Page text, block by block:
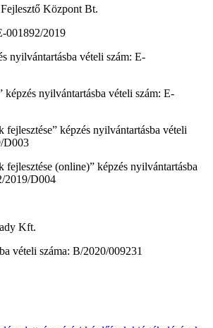
Központ Bt.
001892/2019
nyilvántartásba vételi szám: E-
képzés nyilvántartásba vételi szám: E-
fejlesztése” képzés nyilvántartásba vételi
D003
fejlesztése (online)” képzés nyilvántartásba
2019/D004
Kft.
vételi száma: B/2020/009231